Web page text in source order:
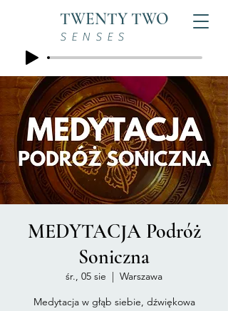
TWENTY TWO
SENSES
MEDYTACJA Podróż
Soniczna
śr., 05 sie
  |
Warszawa
Medytacja w głąb siebie, dźwiękowa